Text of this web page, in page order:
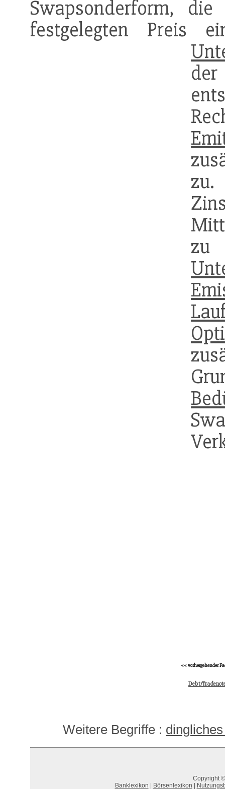
Swapsonderform,
festgelegten Preis
zu
<< vorhergehender
Debt/
Weitere Begriffe :
Copyright
Banklexikon
Börsenlexikon